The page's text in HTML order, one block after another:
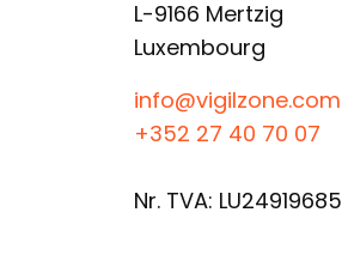
L-9166 Mertzig
Luxembourg
info@vigilzone.com
+352 27 40 70 07
Nr. TVA: LU24919685